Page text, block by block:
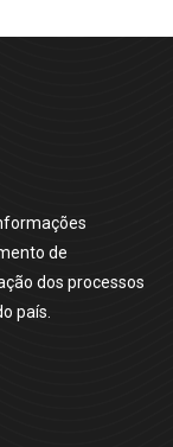
de
dos processos
país.